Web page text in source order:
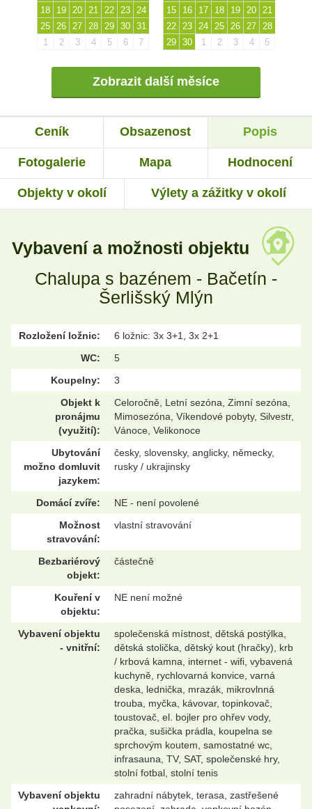
18 19 20 21 22 23
24
25
26 27 28 29 30 31
1
2 3 4 5 6 7
15 16 17 18 19 20
21
22
23 24 25 26 27
28
29 30 1 2 3 4 5
Zobrazit další měsíce
Ceník Obsazenost Popis
Fotogalerie Mapa Hodnocení
Objekty v okolí Výlety a zážitky v okolí
Vybavení a možnosti objektu
Chalupa s bazénem - Bačetín -
Šerlišský Mlýn
Rozložení ložnic:
6 ložnic: 3x 3+1, 3x 2+1
WC:
5
Koupelny:
3
Objekt k
pronájmu
(využití):
Celoročně, Letní sezóna, Zimní sezóna,
Mimosezóna, Víkendové pobyty, Silvestr,
Vánoce, Velikonoce
Ubytování
možno domluvit
jazykem:
česky, slovensky, anglicky, německy,
rusky / ukrajinsky
Domácí zvíře:
NE - není povolené
Možnost
stravování:
vlastní stravování
Bezbariérový
objekt:
částečně
Kouření v
objektu:
NE není možné
Vybavení objektu
- vnitřní:
společenská místnost, dětská postýlka,
dětská stolička, dětský kout (hračky), krb
/ krbová kamna, internet - wifi, vybavená
kuchyně, rychlovarná konvice, varná
deska, lednička, mrazák, mikrovlnná
trouba, myčka, kávovar, topinkovač,
toustovač, el. bojler pro ohřev vody,
pračka, sušička prádla, koupelna se
sprchovým koutem, samostatné wc,
infrasauna, TV, SAT, společenské hry,
stolní fotbal, stolní tenis
Vybavení objektu
zahradní nábytek, terasa, zastřešené